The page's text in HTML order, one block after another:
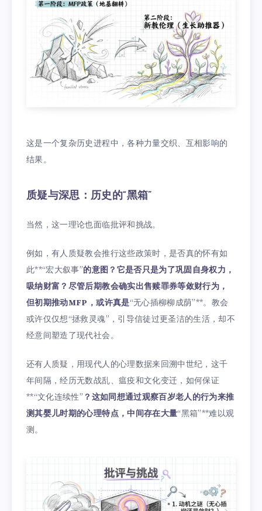
这是一个复杂历史进程中，各种力量交织、互相影响的
结果。
质疑与深思：历史的“黑箱”
当然，这一理论也面临批评和挑战。
例如，有人质疑教会推行这些政策时，是否真的怀有如
此**“宏大叙事”的意图？它是否只是为了巩固自身权力，
吸纳财富？尽管后期教会确实出售赎罪券等敛财行为，
但初期推动MFP，或许真是“无心插柳柳成荫”**。教会
或许仅仅想“拯救灵魂”，引导信徒过更圣洁的生活，却不
经意间塑造了现代社会。
还有人质疑，用现代人的心理数据来回溯中世纪，这千
年间隔，经历无数战乱、瘟疫和文化变迁，如何保证
**“文化连续性” ？这如同想通过观察百岁老人的行为来推
测其婴儿时期的心理特点，中间存在大量“黑箱”**难以观
测。